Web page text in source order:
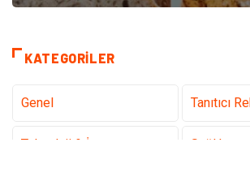
KATEGORILER
Genel Tanıtıcı
Teknoloji & İnternet Sağlık